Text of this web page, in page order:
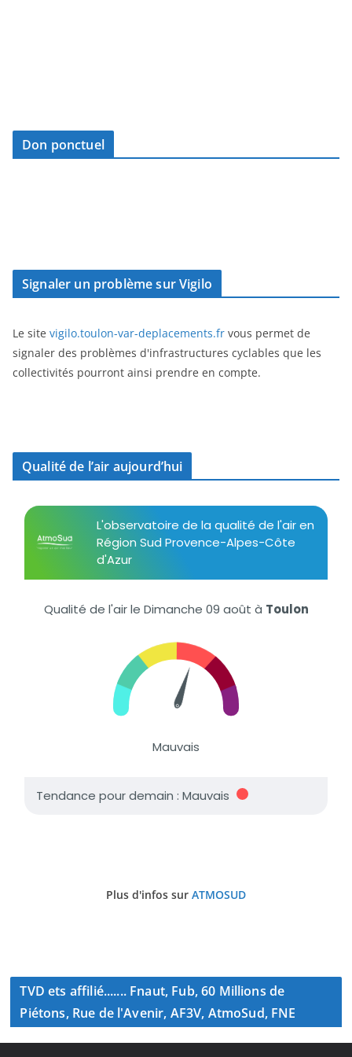
Don ponctuel
Signaler un problème sur Vigilo
Le site vigilo.toulon-var-deplacements.fr vous permet de
signaler des problèmes d'infrastructures cyclables que les
collectivités pourront ainsi prendre en compte.
Qualité de l’air aujourd’hui
Plus d'infos sur ATMOSUD
TVD ets affilié....... Fnaut, Fub, 60 Millions de
Piétons, Rue de l'Avenir, AF3V, AtmoSud, FNE